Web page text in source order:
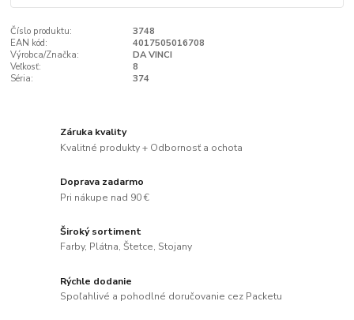
Číslo produktu:
3748
EAN kód:
4017505016708
Výrobca/Značka:
DA VINCI
Veľkosť:
8
Séria:
374
Záruka kvality
Kvalitné produkty + Odbornosť a ochota
Doprava zadarmo
Pri nákupe nad 90 €
Široký sortiment
Farby, Plátna, Štetce, Stojany
Rýchle dodanie
Spoľahlivé a pohodlné doručovanie cez Packetu